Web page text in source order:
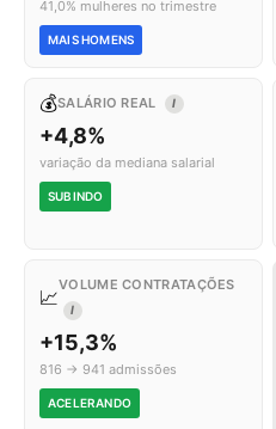
41,0% mulheres no trimestre
MAIS HOMENS
💰SALÁRIO REAL I
+4,8%
variação da mediana salarial
SUBINDO
📈
VOLUME CONTRATAÇÕES
I
+15,3%
816 → 941 admissões
ACELERANDO